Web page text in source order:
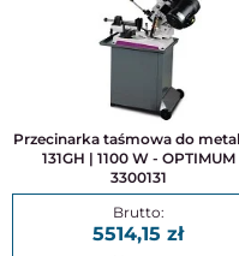
Przecinarka taśmowa do metalu S
131GH | 1100 W - OPTIMUM
3300131
5514,15